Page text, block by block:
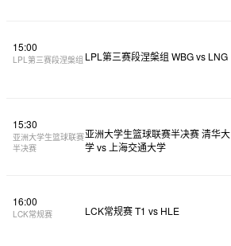
15:00
LPL第三赛段涅槃组 LPL第三赛段涅槃组 WBG vs LNG
15:30
亚洲大学生篮球联赛
半决赛
亚洲大学生篮球联赛半决赛 清华大
学 vs 上海交通大学
16:00
LCK常规赛 LCK常规赛 T1 vs HLE